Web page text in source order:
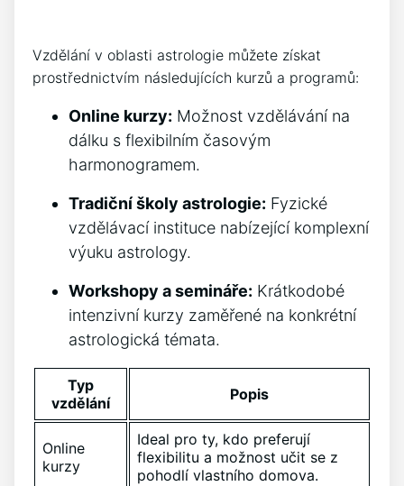
Vzdělání v oblasti astrologie můžete získat
prostřednictvím následujících kurzů a programů:
Online kurzy: Možnost vzdělávání na
dálku s flexibilním časovým
harmonogramem.
Tradiční školy astrologie: Fyzické
vzdělávací instituce nabízející komplexní
výuku astrology.
Workshopy a semináře: Krátkodobé
intenzivní kurzy zaměřené na konkrétní
astrologická témata.
Typ
vzdělání
Popis
Online
kurzy
Ideal pro ty, kdo preferují
flexibilitu a možnost učit se z
pohodlí vlastního domova.